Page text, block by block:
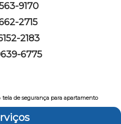
9170
2715
2183
6775
tela de segurança para apartamento